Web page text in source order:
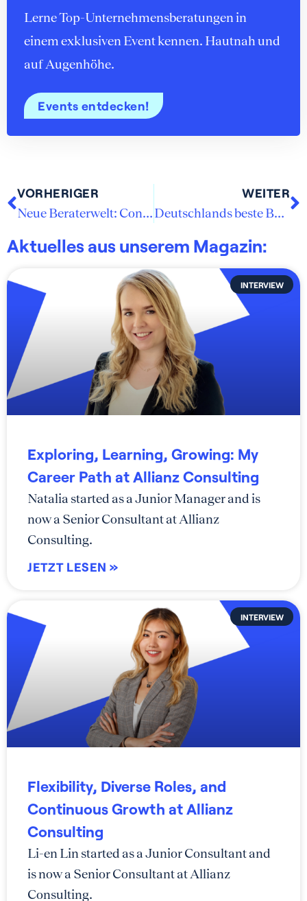
Lerne Top-Unternehmensberatungen in
einem exklusiven Event kennen. Hautnah und
auf Augenhöhe.
Events entdecken!
VORHERIGER
Neue Beraterwelt: Consulting wird digital
WEITER
Deutschlands beste Beratungen: Studie 2020
Aktuelles aus unserem Magazin:
INTERVIEW
Exploring, Learning, Growing: My
Career Path at Allianz Consulting
Natalia started as a Junior Manager and is
now a Senior Consultant at Allianz
Consulting.
JETZT LESEN »
INTERVIEW
Flexibility, Diverse Roles, and
Continuous Growth at Allianz
Consulting
Li-en Lin started as a Junior Consultant and
is now a Senior Consultant at Allianz
Consulting.